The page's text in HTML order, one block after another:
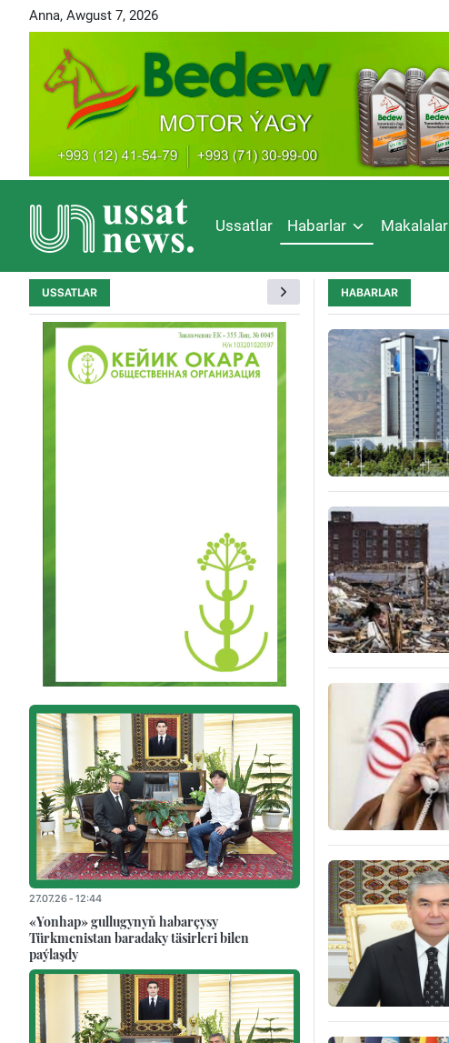
Anna, Awgust 7, 2026
Ussatlar Habarlar Makalalar
HABARLAR
USSATLAR
27.07.26 - 12:44
«Yonhap» gullugynyň habarçysy
Türkmenistan baradaky täsirleri bilen
paýlaşdy